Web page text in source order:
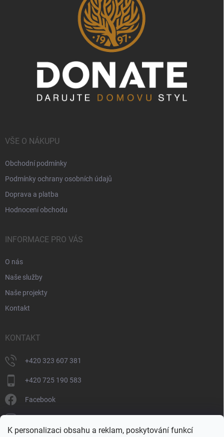
K personalizaci obsahu a reklam, poskytování funkcí
VŠE O NÁKUPU
Obchodní podmínky
Podmínky ochrany osobních údajů
Doprava a platba
Hodnocení obchodu
INFORMACE PRO VÁS
O nás
Naše služby
Naše projekty
Kontakt
KONTAKT
+420 323 607 381
+420 725 190 583
Facebook